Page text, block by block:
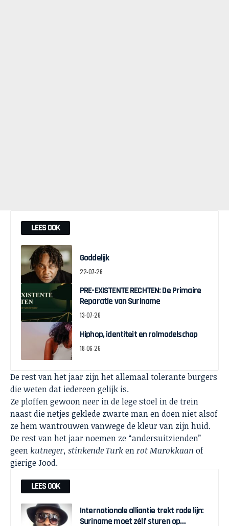
LEES OOK
Goddelijk
22-07-26
PRE-EXISTENTE RECHTEN: De Primaire
Reparatie van Suriname
13-07-26
Hiphop, identiteit en rolmodelschap
18-06-26
De rest van het jaar zijn het allemaal tolerante burgers
die weten dat iedereen gelijk is.
Ze ploffen gewoon neer in de lege stoel in de trein
naast die netjes geklede zwarte man en doen niet alsof
ze hem wantrouwen vanwege de kleur van zijn huid.
De rest van het jaar noemen ze “andersuitzienden”
geen kutneger, stinkende Turkenrot Marokkaan of
gierige Jood.
LEES OOK
Internationale alliantie trekt rode lijn:
Suriname moet zélf sturen op